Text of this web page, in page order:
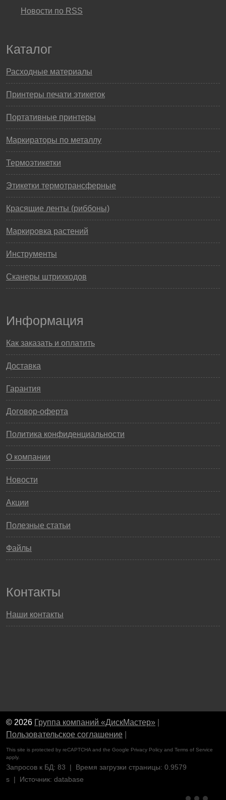
Новости по RSS
Каталог
Расходные материалы
Принтеры печати этикеток
Портативные принтеры
Маркираторы по металлу
Термоэтикетки
Этикетки термотрансферные
Красящие ленты (риббоны)
Маркировка растений
Инструменты
Сканеры штрихкодов
Информация
Как заказать и оплатить
Доставка
Гарантия
Договор-оферта
Политика конфиденциальности
О компании
Новости
Акции
Полезные статьи
Файлы
Контакты
Наши контакты
© 2026 Группа компаний «ДискМастер»
Пользовательское соглашение
This site is protected by reCAPTCHA and the Google Privacy Policy and Terms of Service
apply.
Запросов к БД: 83 | Время загрузки страницы: 0.9579
s | Источник: database